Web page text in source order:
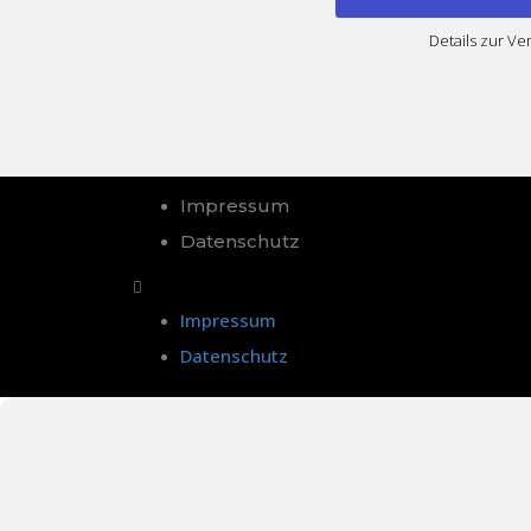
Details zur
Impressum
Datenschutz
Impressum
Datenschutz